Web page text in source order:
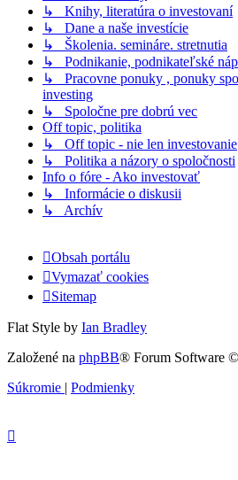
↳ Knihy, literatúra o investovaní
↳ Dane a naše investície
↳ Školenia. semináre. stretnutia
↳ Podnikanie, podnikateľské
↳ Pracovne ponuky , ponuky
investing
↳ Spoločne pre dobrú vec
Off topic, politika
↳ Off topic - nie len investovanie
↳ Politika a názory o spoločnosti
Info o fóre - Ako investovať
↳ Informácie o diskusii
↳ Archív
Obsah portálu
Vymazať cookies
Sitemap
Flat Style by Ian Bradley
Založené na phpBB® Forum Software
Súkromie | Podmienky